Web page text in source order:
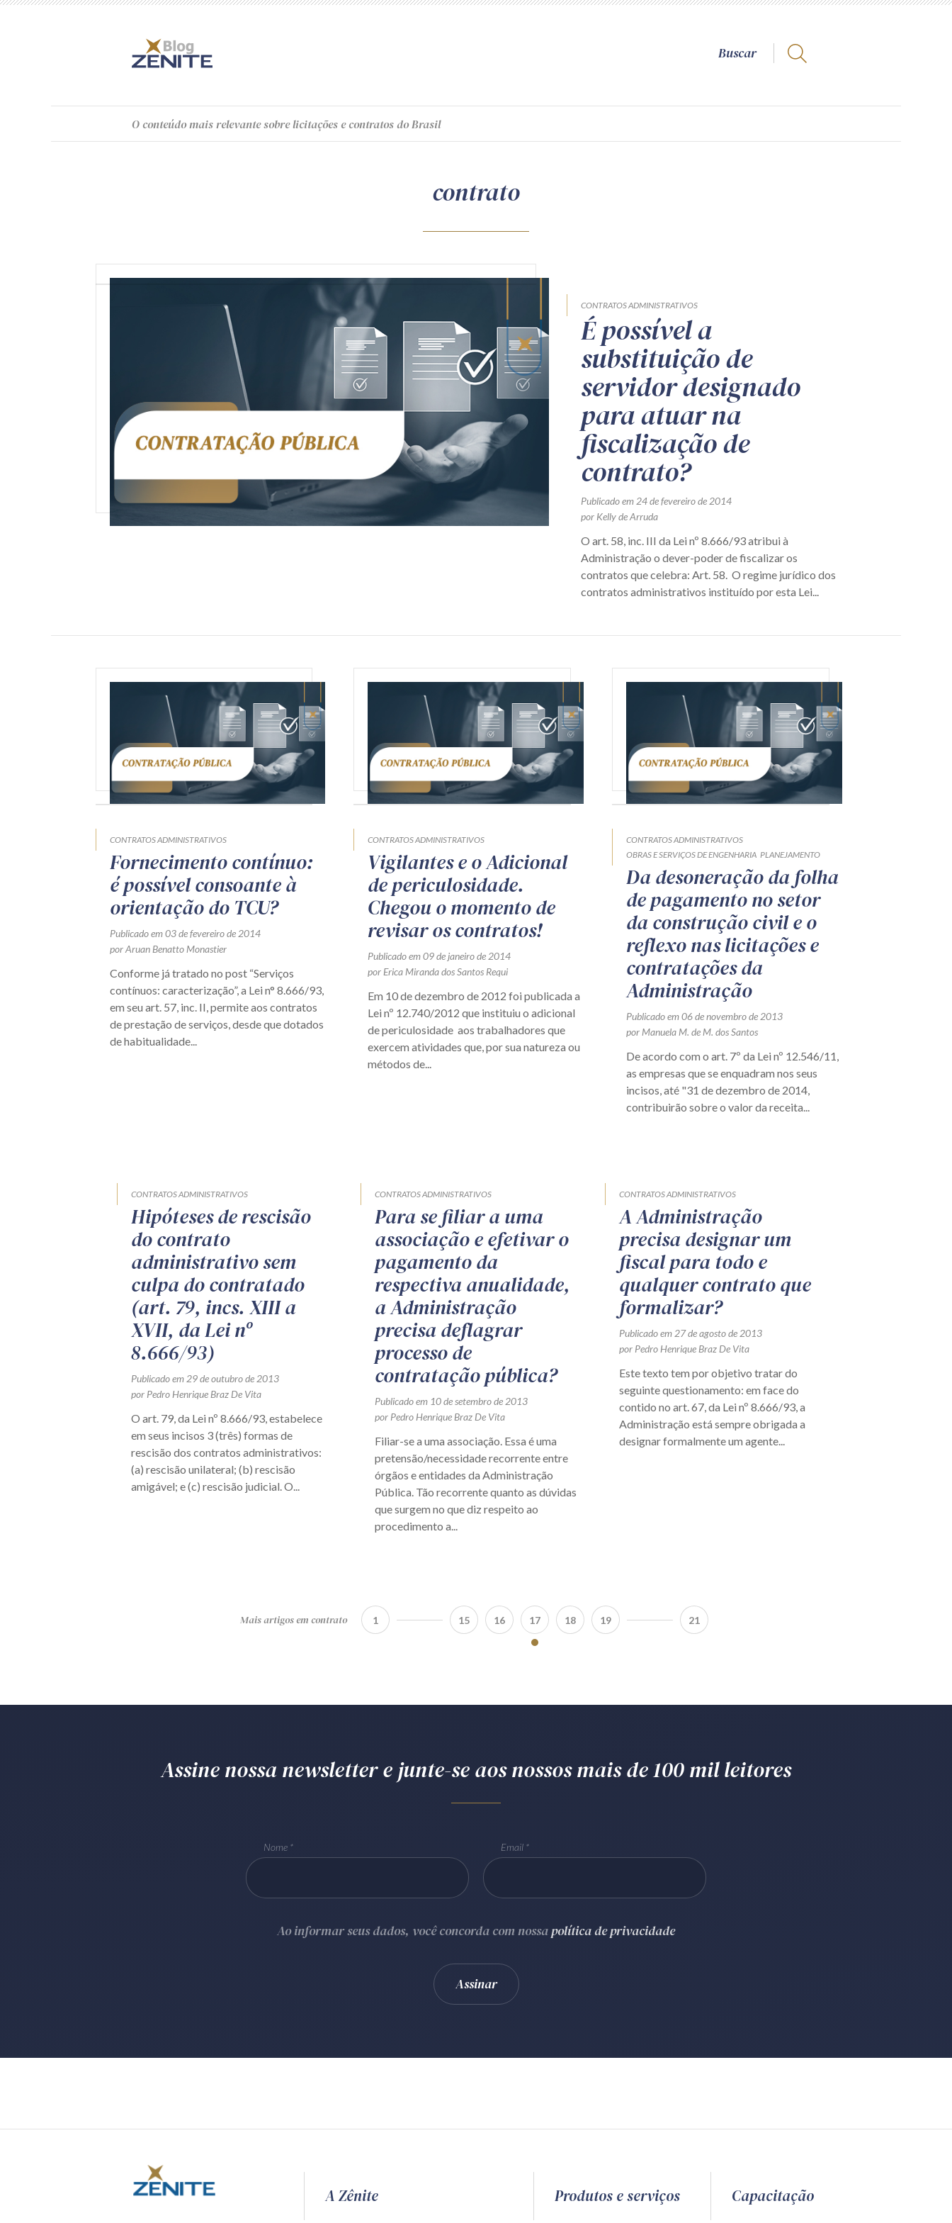
O conteúdomais relevante sobre licitações e contratos do Brasil
contrato
CONTRATOS ADMINISTRATIVOS
É possível a
substituição de
servidor designado
para atuar na
fiscalização de
contrato?
Publicado em 24 de fevereiro de 2014
por Kelly de Arruda
O art. 58, inc. III da Lei nº 8.666/93 atribui à
Administração o dever-poder de fiscalizar os
contratos que celebra: Art. 58. O regime jurídico dos
contratos administrativos instituído por esta Lei...
CONTRATOS ADMINISTRATIVOS
Fornecimento contínuo:
é possível consoante à
orientação do TCU?
Publicado em 03 de fevereiro de 2014
por Aruan Benatto Monastier
Conforme já tratado no post “Serviços
contínuos: caracterização”, a Lei n° 8.666/93,
em seu art. 57, inc. II, permite aos contratos
de prestação de serviços, desde que dotados
de habitualidade...
CONTRATOS ADMINISTRATIVOS
Vigilantes e o Adicional
de periculosidade.
Chegou o momento de
revisar os contratos!
Publicado em 09 de janeiro de 2014
por Erica Miranda dos Santos Requi
Em 10 de dezembro de 2012 foi publicada a
Lei nº 12.740/2012 que instituiu o adicional
de periculosidade aos trabalhadores que
exercem atividades que, por sua natureza ou
métodos de...
CONTRATOS ADMINISTRATIVOS
OBRAS E SERVIÇOS DE ENGENHARIA PLANEJAMENTO
Da desoneração da folha
de pagamento no setor
da construção civil e o
reflexo nas licitações e
contratações da
Administração
Publicado em 06 de novembro de 2013
por Manuela M. de M. dos Santos
De acordo com o art. 7º da Lei nº 12.546/11,
as empresas que se enquadram nos seus
incisos, até "31 de dezembro de 2014,
contribuirão sobre o valor da receita...
CONTRATOS ADMINISTRATIVOS
Hipóteses de rescisão
do contrato
administrativo sem
culpa do contratado
(art. 79, incs. XIII a
XVII, da Lei nº
8.666/93)
Publicado em 29 de outubro de 2013
por Pedro Henrique Braz De Vita
O art. 79, da Lei nº 8.666/93, estabelece
em seus incisos 3 (três) formas de
rescisão dos contratos administrativos:
(a) rescisão unilateral; (b) rescisão
amigável; e (c) rescisão judicial. O...
CONTRATOS ADMINISTRATIVOS
Para se filiar a uma
associação e efetivar o
pagamento da
respectiva anualidade,
a Administração
precisa deflagrar
processo de
contratação pública?
Publicado em 10 de setembro de 2013
por Pedro Henrique Braz De Vita
Filiar-se a uma associação. Essa é uma
pretensão/necessidade recorrente entre
órgãos e entidades da Administração
Pública. Tão recorrente quanto as dúvidas
que surgem no que diz respeito ao
procedimento a...
CONTRATOS ADMINISTRATIVOS
A Administração
precisa designar um
fiscal para todo e
qualquer contrato que
formalizar?
Publicado em 27 de agosto de 2013
por Pedro Henrique Braz De Vita
Este texto tem por objetivo tratar do
seguinte questionamento: em face do
contido no art. 67, da Lei nº 8.666/93, a
Administração está sempre obrigada a
designar formalmente um agente...
Mais artigos em contrato 1 15 16 17 18 19 21
Assine nossa newsletter e junte-se aos nossos mais de 100 mil leitores
Nome Email
Ao informar seus dados, você concorda com nossapolítica de privacidade
A Zênite Produtos e serviços Capacitação